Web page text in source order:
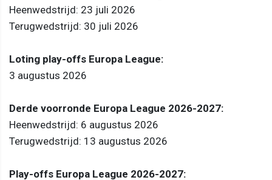
Heenwedstrijd: 23 juli 2026
Terugwedstrijd: 30 juli 2026
Loting play-offs Europa League:
3 augustus 2026
Derde voorronde Europa League 2026-2027:
Heenwedstrijd: 6 augustus 2026
Terugwedstrijd: 13 augustus 2026
Play-offs Europa League 2026-2027: